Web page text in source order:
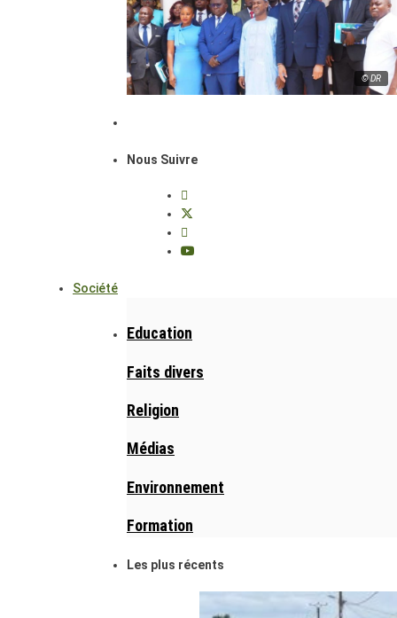
© DR
Nous Suivre
Société
Education
Faits divers
Religion
Médias
Environnement
Formation
Les plus récents